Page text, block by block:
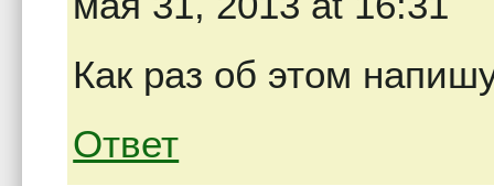
Как раз об этом
Ответ